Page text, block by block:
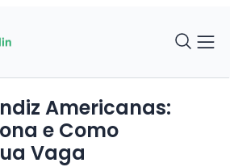
Americanas:
e Como
Vaga